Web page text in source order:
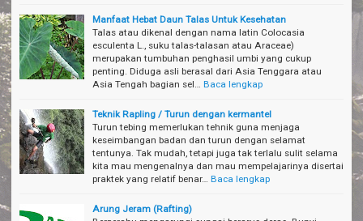
Manfaat Hebat Daun Talas Untuk Kesehatan
Talas atau dikenal dengan nama latin Colocasia
esculenta L., suku talas-talasan atau Araceae)
merupakan tumbuhan penghasil umbi yang cukup
penting. Diduga asli berasal dari Asia Tenggara atau
Asia Tengah bagian sel…
Baca lengkap
Teknik Rapling / Turun dengan kermantel
Turun tebing memerlukan tehnik guna menjaga
keseimbangan badan dan turun dengan selamat
tentunya. Tak mudah, tetapi juga tak terlalu sulit selama
kita mau mengenalnya dan mau mempelajarinya disertai
praktek yang relatif benar…
Baca lengkap
Arung Jeram (Rafting)